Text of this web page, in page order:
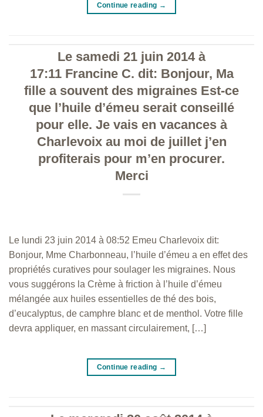
Continue reading →
Le samedi 21 juin 2014 à
17:11 Francine C. dit: Bonjour, Ma
fille a souvent des migraines Est-ce
que l’huile d’émeu serait conseillé
pour elle. Je vais en vacances à
Charlevoix au moi de juillet j’en
profiterais pour m’en procurer.
Merci
Le lundi 23 juin 2014 à 08:52 Emeu Charlevoix dit:
Bonjour, Mme Charbonneau, l’huile d’émeu a en effet des
propriétés curatives pour soulager les migraines. Nous
vous suggérons la Crème à friction à l’huile d’émeu
mélangée aux huiles essentielles de thé des bois,
d’eucalyptus, de camphre blanc et de menthol. Votre fille
devra appliquer, en massant circulairement, […]
Continue reading →